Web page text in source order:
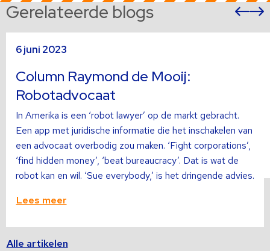
Gerelateerde blogs
6 juni 2023
Column Raymond de Mooij:
Robotadvocaat
In Amerika is een ‘robot lawyer’ op de markt gebracht.
Een app met juridische informatie die het inschakelen van
een advocaat overbodig zou maken. ‘Fight corporations’,
‘find hidden money’, ‘beat bureaucracy’. Dat is wat de
robot kan en wil. ‘Sue everybody,’ is het dringende advies.
Lees meer
meer
Alle artikelen